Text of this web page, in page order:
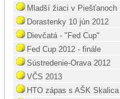
Mladší žiaci v Piešťanoch
Dorastenky 10 jún 2012
Dievčatá - "Fed Cup"
Fed Cup 2012 - finále
Sústredenie-Orava 2012
VČS 2013
HTO zápas s AŠK Skalica